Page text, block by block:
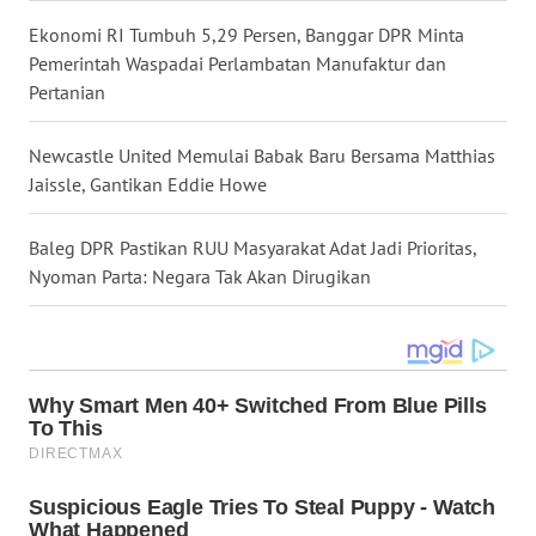
Ekonomi RI Tumbuh 5,29 Persen, Banggar DPR Minta
Pemerintah Waspadai Perlambatan Manufaktur dan
Pertanian
Newcastle United Memulai Babak Baru Bersama Matthias
Jaissle, Gantikan Eddie Howe
Baleg DPR Pastikan RUU Masyarakat Adat Jadi Prioritas,
Nyoman Parta: Negara Tak Akan Dirugikan
WN
KALTENG
KALTARA
KALSEL
WN
SULSEL
WN
GORONTALO